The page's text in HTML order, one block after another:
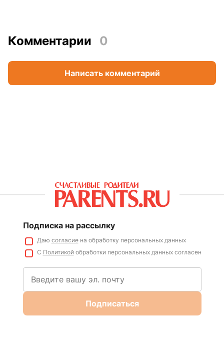
Комментарии 0
Написать комментарий
Подписка на рассылку
Даю согласиена обработку персональных данных
С Политикойобработки персональных данных согласен
Подписаться